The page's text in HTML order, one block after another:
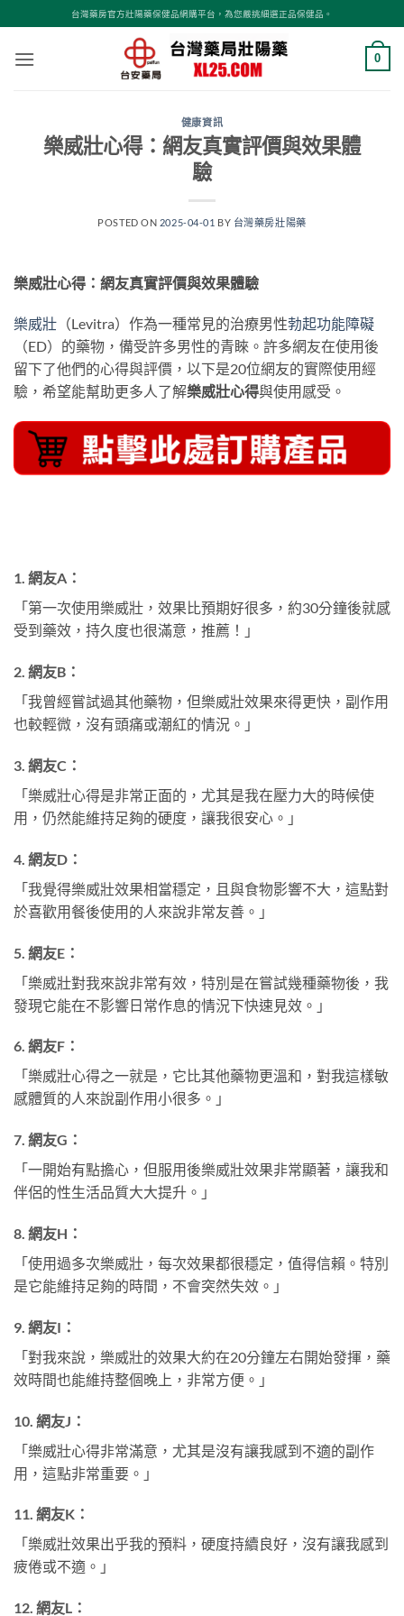
轉
台灣藥房官方壯陽藥保健品網購平台，為您嚴挑細選正品保健品。
0
健康資訊
樂威壯心得：網友真實評價與效果體
驗
POSTED ON 2025-04-01 BY 台灣藥房壯陽藥
樂威壯心得：網友真實評價與效果體驗
樂威壯 （Levitra）作為一種常見的治療男性勃起功能障礙
（ED）的藥物，備受許多男性的青睞。許多網友在使用後
留下了他們的心得與評價，以下是20位網友的實際使用經
驗，希望能幫助更多人了解樂威壯心得與使用感受。
1. 網友A：
「第一次使用樂威壯，效果比預期好很多，約30分鐘後就感
受到藥效，持久度也很滿意，推薦！」
2. 網友B：
「我曾經嘗試過其他藥物，但樂威壯效果來得更快，副作用
也較輕微，沒有頭痛或潮紅的情況。」
3. 網友C：
「樂威壯心得是非常正面的，尤其是我在壓力大的時候使
用，仍然能維持足夠的硬度，讓我很安心。」
4. 網友D：
「我覺得樂威壯效果相當穩定，且與食物影響不大，這點對
於喜歡用餐後使用的人來說非常友善。」
5. 網友E：
「樂威壯對我來說非常有效，特別是在嘗試幾種藥物後，我
發現它能在不影響日常作息的情況下快速見效。」
6. 網友F：
「樂威壯心得之一就是，它比其他藥物更溫和，對我這樣敏
感體質的人來說副作用小很多。」
7. 網友G：
「一開始有點擔心，但服用後樂威壯效果非常顯著，讓我和
伴侶的性生活品質大大提升。」
8. 網友H：
「使用過多次樂威壯，每次效果都很穩定，值得信賴。特別
是它能維持足夠的時間，不會突然失效。」
9. 網友I：
「對我來說，樂威壯的效果大約在20分鐘左右開始發揮，藥
效時間也能維持整個晚上，非常方便。」
10. 網友J：
「樂威壯心得非常滿意，尤其是沒有讓我感到不適的副作
用，這點非常重要。」
11. 網友K：
「樂威壯效果出乎我的預料，硬度持續良好，沒有讓我感到
疲倦或不適。」
12. 網友L：